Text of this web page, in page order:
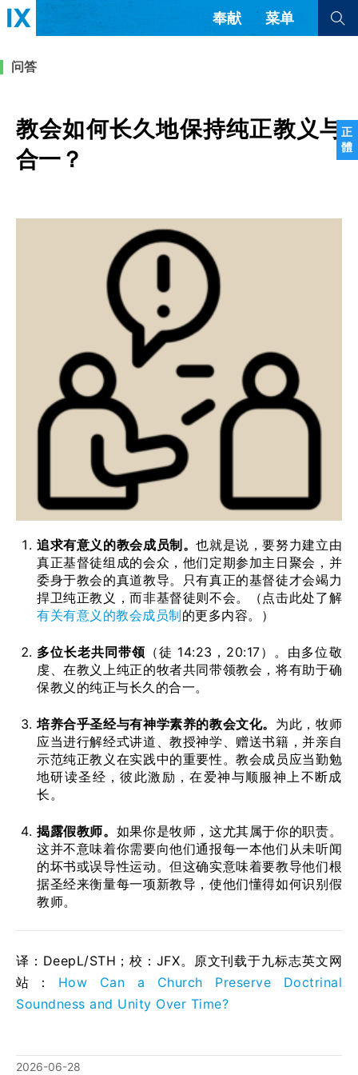
正
體
奉献 菜单
来信
福音传讲与宣教 成员制与教会纪律
团契生活与祷告
查看全部
查看全部
正體中文
葡萄牙语
罗马尼亚语
意大利语
土耳其语
阿尔巴尼亚语
塞尔维亚语 柬埔寨语
问答
教会如何长久地保持纯正教义与
合一？
追求有意义的教会成员制。也就是说，要努力建立由
真正基督徒组成的会众，他们定期参加主日聚会，并
委身于教会的真道教导。只有真正的基督徒才会竭力
捍卫纯正教义，而非基督徒则不会。（点击此处了解
有关有意义的教会成员制的更多内容。）
多位长老共同带领 （徒 14:23，20:17）。由多位敬
虔、在教义上纯正的牧者共同带领教会，将有助于确
保教义的纯正与长久的合一。
培养合乎圣经与有神学素养的教会文化。 为此，牧师
应当进行解经式讲道、教授神学、赠送书籍，并亲自
示范纯正教义在实践中的重要性。教会成员应当勤勉
地研读圣经，彼此激励，在爱神与顺服神上不断成
长。
揭露假教师。 如果你是牧师，这尤其属于你的职责。
这并不意味着你需要向他们通报每一本他们从未听闻
的坏书或误导性运动。但这确实意味着要教导他们根
据圣经来衡量每一项新教导，使他们懂得如何识别假
教师。
译：DeepL/STH；校： JFX。原文刊载于九标志英文网
站： How Can a Church Preserve Doctrinal
Soundness and Unity Over Time?
2026-06-28